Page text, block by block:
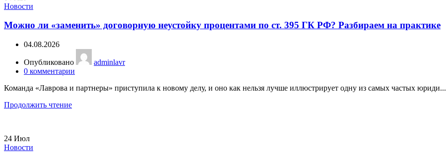
Новости
Можно ли «заменить» договорную неустойку процентами по ст. 395 ГК РФ? Разбираем на практике
04.08.2026
Опубликовано
adminlavr
0 комментарии
Команда «Лаврова и партнеры» приступила к новому делу, и оно как нельзя лучше иллюстрирует одну из самых частых юриди...
Продолжить чтение
24 Июл
Новости